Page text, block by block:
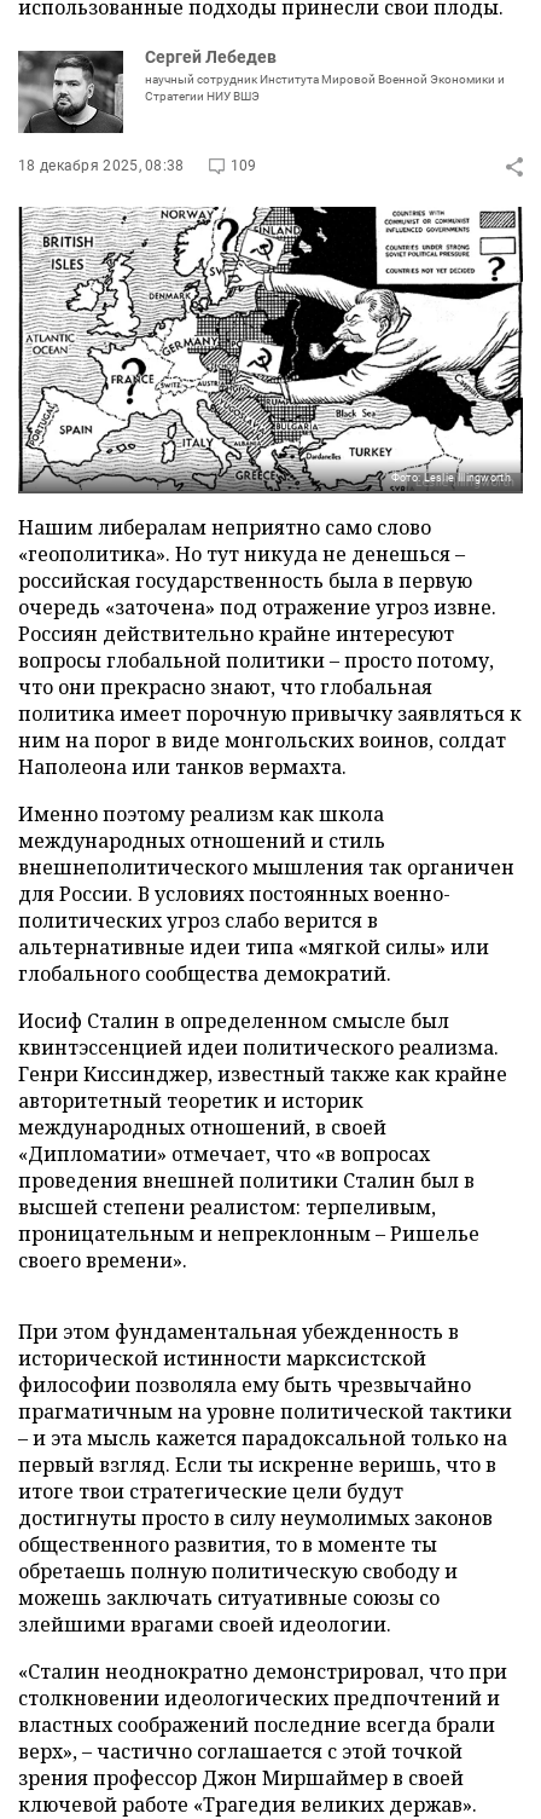
использованные подходы принесли свои плоды.
Сергей Лебедев
научный сотрудник Института Мировой Военной Экономики и
Стратегии НИУ ВШЭ
18 декабря 2025, 08:38 109
Фото: Leslie Illingworth
Нашим либералам неприятно само слово
«геополитика». Но тут никуда не денешься –
российская государственность была в первую
очередь «заточена» под отражение угроз извне.
Россиян действительно крайне интересуют
вопросы глобальной политики – просто потому,
что они прекрасно знают, что глобальная
политика имеет порочную привычку заявляться к
ним на порог в виде монгольских воинов, солдат
Наполеона или танков вермахта.
Именно поэтому реализм как школа
международных отношений и стиль
внешнеполитического мышления так органичен
для России. В условиях постоянных военно-
политических угроз слабо верится в
альтернативные идеи типа «мягкой силы» или
глобального сообщества демократий.
Иосиф Сталин в определенном смысле был
квинтэссенцией идеи политического реализма.
Генри Киссинджер, известный также как крайне
авторитетный теоретик и историк
международных отношений, в своей
«Дипломатии» отмечает, что «в вопросах
проведения внешней политики Сталин был в
высшей степени реалистом: терпеливым,
проницательным и непреклонным – Ришелье
своего времени».
При этом фундаментальная убежденность в
исторической истинности марксистской
философии позволяла ему быть чрезвычайно
прагматичным на уровне политической тактики
– и эта мысль кажется парадоксальной только на
первый взгляд. Если ты искренне веришь, что в
итоге твои стратегические цели будут
достигнуты просто в силу неумолимых законов
общественного развития, то в моменте ты
обретаешь полную политическую свободу и
можешь заключать ситуативные союзы со
злейшими врагами своей идеологии.
«Сталин неоднократно демонстрировал, что при
столкновении идеологических предпочтений и
властных соображений последние всегда брали
верх», – частично соглашается с этой точкой
зрения профессор Джон Миршаймер в своей
ключевой работе «Трагедия великих держав».